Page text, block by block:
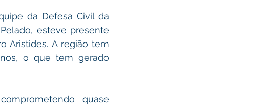
da Defesa Civil da
esteve presente
Aristides. A região tem
o que tem gerado
quase